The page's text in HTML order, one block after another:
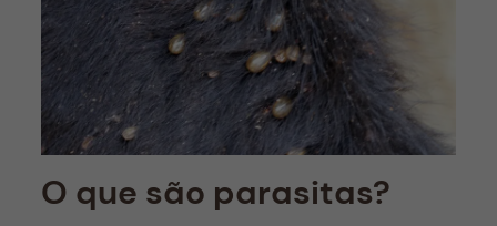
O que são parasitas?